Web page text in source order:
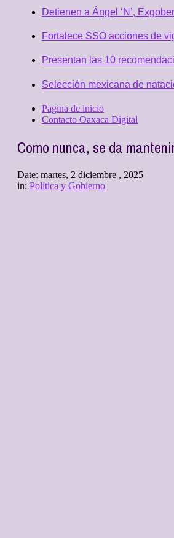
Detienen a Ángel ‘N’,
Fortalece SSO acciones de
Presentan las 10
Selección mexicana de
Pagina de inicio
Contacto Oaxaca Digital
Como nunca, se da
Date: martes, 2 diciembre , 2025
in: Política y Gobierno